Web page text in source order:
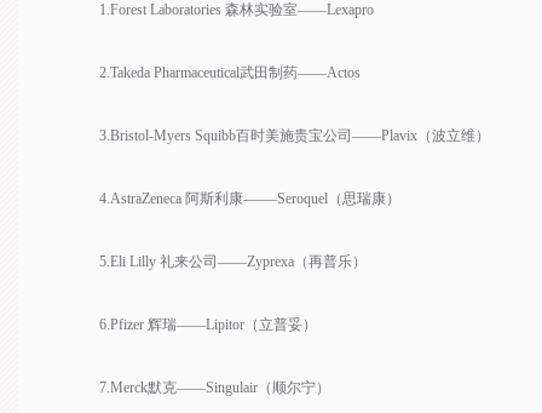
1.Forest Laboratories 森林实验室——Lexapro
2.Takeda Pharmaceutical武田制药——Actos
3.Bristol-Myers Squibb百时美施贵宝公司——Plavix（波立维）
4.AstraZeneca 阿斯利康-——Seroquel（思瑞康）
5.Eli Lilly 礼来公司——Zyprexa（再普乐）
6.Pfizer 辉瑞——Lipitor（立普妥）
7.Merck默克——Singulair（顺尔宁）